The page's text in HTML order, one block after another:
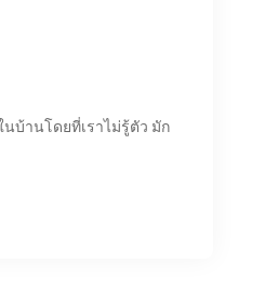
บ้านโดยที่เราไม่รู้ตัว มัก